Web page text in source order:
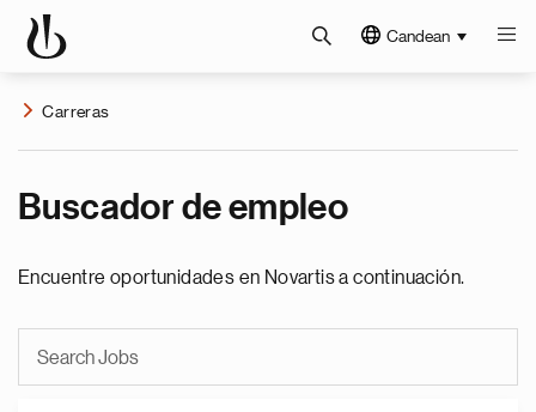
Candean
Carreras
Buscador de empleo
Encuentre oportunidades en Novartis a continuación.